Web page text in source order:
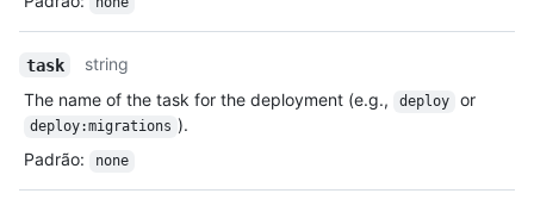
task
string
The name of the task for the deployment (e.g.,
deploy or
deploy:migrations ).
Padrão: none